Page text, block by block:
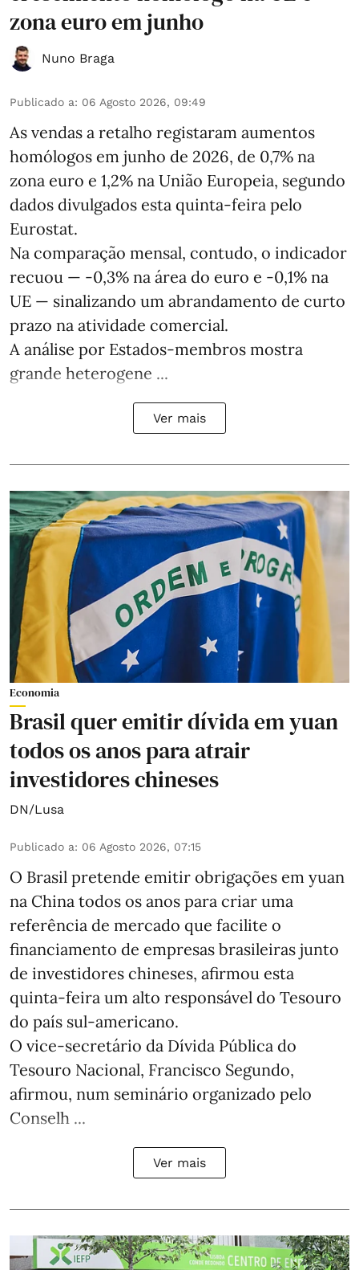
zona euro em junho
Nuno Braga
Publicado a: 06 Agosto 2026, 09:49
As vendas a retalho registaram aumentos
homólogos em junho de 2026, de 0,7% na
zona euro e 1,2% na União Europeia, segundo
dados divulgados esta quinta-feira pelo
Eurostat.
Na comparação mensal, contudo, o indicador
recuou — -0,3% na área do euro e -0,1% na
UE — sinalizando um abrandamento de curto
prazo na atividade comercial.
A análise por Estados‑membros mostra
grande heterogene ...
Ver mais
Economia
Brasil quer emitir dívida em yuan
todos os anos para atrair
investidores chineses
DN/Lusa
Publicado a: 06 Agosto 2026, 07:15
O Brasil pretende emitir obrigações em yuan
na China todos os anos para criar uma
referência de mercado que facilite o
financiamento de empresas brasileiras junto
de investidores chineses, afirmou esta
quinta-feira um alto responsável do Tesouro
do país sul-americano.
O vice-secretário da Dívida Pública do
Tesouro Nacional, Francisco Segundo,
afirmou, num seminário organizado pelo
Conselh ...
Ver mais